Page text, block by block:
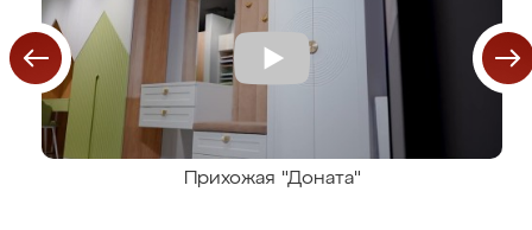
Прихожая "Доната"